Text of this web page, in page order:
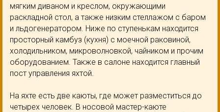
мягким диваном и креслом, окружающими
раскладной стол, а также низким стеллажом с баром
и льдогенератором. Ниже по ступенькам находится
просторный камбуз (кухня) с моечной раковиной,
холодильником, микроволновкой, чайником и прочим
оборудованием. Также в салоне находится главный
пост управления яхтой.
На яхте есть две каюты, где может разместиться до
четырех человек. В носовой мастер-каюте